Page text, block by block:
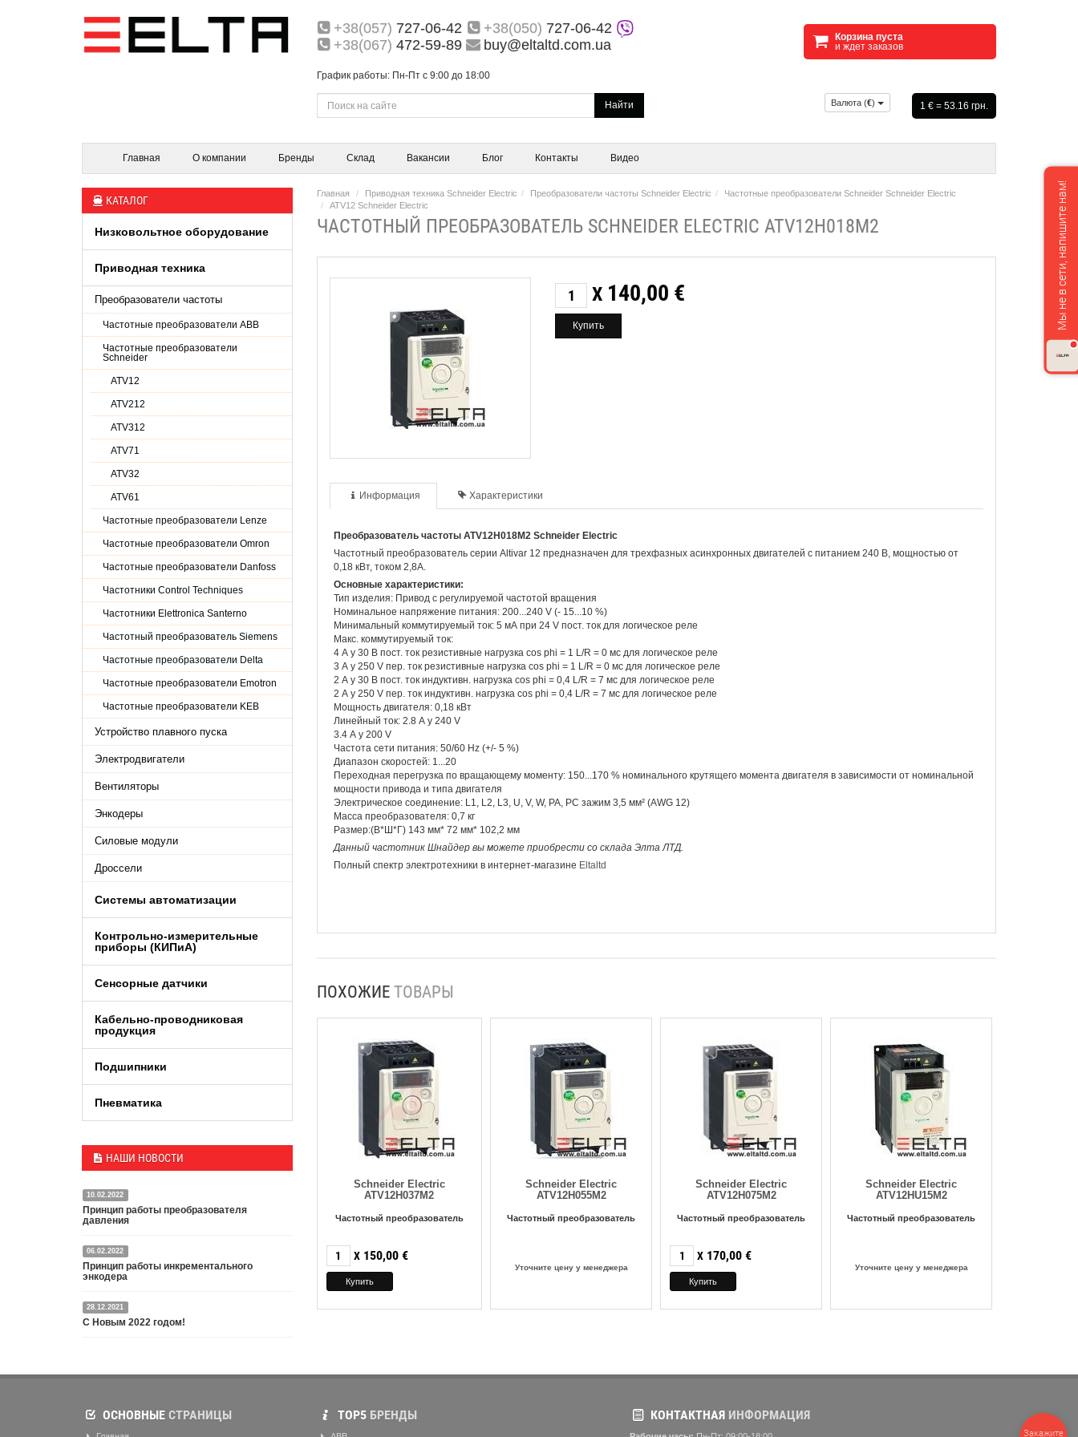
+38(057) 727-06-42 +38(050) 727-06-42
+38(067) 472-59-89 buy@eltaltd.com.ua
График работы: Пн-Пт с 9:00 до 18:00
Корзина пуста
и ждет заказов
Найти Валюта (€) 1 € = 53.16 грн.
Главная О компании Бренды Склад Вакансии Блог Контакты Видео
КАТАЛОГ
Низковольтное оборудование
Приводная техника
Преобразователи частоты
Частотные преобразователи ABB
Частотные преобразователи
Schneider
ATV12
ATV212
ATV312
ATV71
ATV32
ATV61
Частотные преобразователи Lenze
Частотные преобразователи Omron
Частотные преобразователи Danfoss
Частотники Control Techniques
Частотники Elettronica Santerno
Частотный преобразователь Siemens
Частотные преобразователи Delta
Частотные преобразователи Emotron
Частотные преобразователи KEB
Устройство плавного пуска
Электродвигатели
Вентиляторы
Энкодеры
Силовые модули
Дроссели
Системы автоматизации
Контрольно-измерительные
приборы (КИПиA)
Сенсорные датчики
Кабельно-проводниковая
продукция
Подшипники
Пневматика
НАШИ НОВОСТИ
10.02.2022
Принцип работы преобразователя
давления
Датчик или преобразователь давления — это
специальное устройство, преобразующее
давление среды в пропорциональный
Подробнее
06.02.2022
Принцип работы инкрементального
энкодера
Энкодер представляет собой специальный датчик,
преобразующий угловое перемещение в
28.12.2021
С Новым 2022 годом!
Главная Приводная техника Schneider Electric Преобразователи частоты Schneider Electric
Частотные преобразователи Schneider Schneider Electric
ATV12 Schneider Electric
ЧАСТОТНЫЙ ПРЕОБРАЗОВАТЕЛЬ SCHNEIDER ELECTRIC ATV12H018M2
X 140,00 €
Информация Характеристики
Преобразователь частоты ATV12H018M2 Schneider Electric
Частотный преобразователь серии Altivar 12 предназначен для трехфазных асинхронных двигателей с питанием 240 В, мощностью от
0,18 кВт, током 2,8А.
Основные характеристики:
Тип изделия: Привод с регулируемой частотой вращения
Номинальное напряжение питания: 200...240 V (- 15...10 %)
Минимальный коммутируемый ток: 5 мА при 24 V пост. ток для логическое реле
Макс. коммутируемый ток:
4 А у 30 В пост. ток резистивные нагрузка cos phi = 1 L/R = 0 мс для логическое реле
3 А у 250 V пер. ток резистивные нагрузка cos phi = 1 L/R = 0 мс для логическое реле
2 А у 30 В пост. ток индуктивн. нагрузка cos phi = 0,4 L/R = 7 мс для логическое реле
2 А у 250 V пер. ток индуктивн. нагрузка cos phi = 0,4 L/R = 7 мс для логическое реле
Мощность двигателя: 0,18 кВт
Линейный ток: 2.8 А у 240 V
3.4 А у 200 V
Частота сети питания: 50/60 Hz (+/- 5 %)
Диапазон скоростей: 1...20
Переходная перегрузка по вращающему моменту: 150...170 % номинального крутящего момента двигателя в зависимости от номинальной
мощности привода и типа двигателя
Электрическое соединение: L1, L2, L3, U, V, W, PA, PC зажим 3,5 мм² (AWG 12)
Масса преобразователя: 0,7 кг
Размер:(В*Ш*Г) 143 мм* 72 мм* 102,2 мм
Данный частотник Шнайдер вы можете приобрести со склада Элта ЛТД.
Полный спектр электротехники в интернет-магазине Eltaltd
ПОХОЖИЕ ТОВАРЫ
Schneider Electric
ATV12H037M2
Частотный преобразователь
X 150,00 €
Schneider Electric
ATV12H055M2
Частотный преобразователь
Уточните цену у менеджера
Schneider Electric
ATV12H075M2
Частотный преобразователь
X 170,00 €
Schneider Electric
ATV12HU15M2
Частотный преобразователь
Уточните цену у менеджера
ОСНОВНЫЕ СТРАНИЦЫ ТОР5БРЕНДЫ КОНТАКТНАЯИНФОРМАЦИЯ
Закажите
Мы не в сети, напишите нам!